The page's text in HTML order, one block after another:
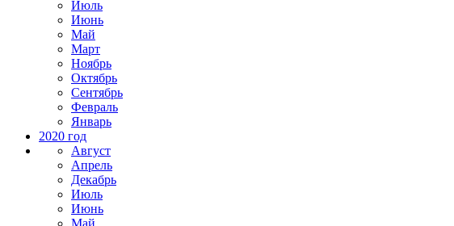
Июль
Июнь
Май
Март
Ноябрь
Октябрь
Сентябрь
Февраль
Январь
2020 год
Август
Апрель
Декабрь
Июль
Июнь
Май